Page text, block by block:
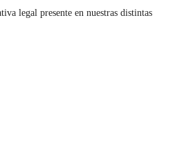
legal presente en nuestras distintas